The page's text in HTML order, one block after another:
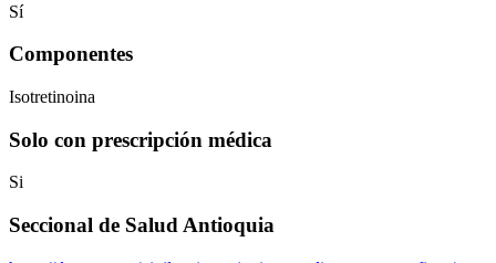
Sí
Componentes
Isotretinoina
Solo con prescripción médica
Si
Seccional de Salud Antioquia